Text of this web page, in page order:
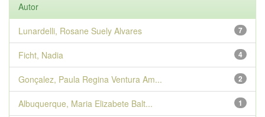
Autor
7
Lunardelli, Rosane Suely Alvares
4
Ficht, Nadia
2
Gonçalez, Paula Regina Ventura Am...
1
Albuquerque, Maria Elizabete Balt...